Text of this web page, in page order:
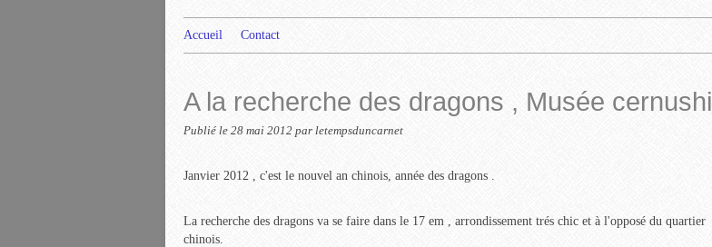
Accueil Contact
A la recherche des dragons , Musée cernushi
Publié le 28 mai 2012 par letempsduncarnet
Janvier 2012 , c'est le nouvel an chinois, année des dragons .
La recherche des dragons va se faire dans le 17 em , arrondissement trés chic et à l'opposé du quartier
chinois.